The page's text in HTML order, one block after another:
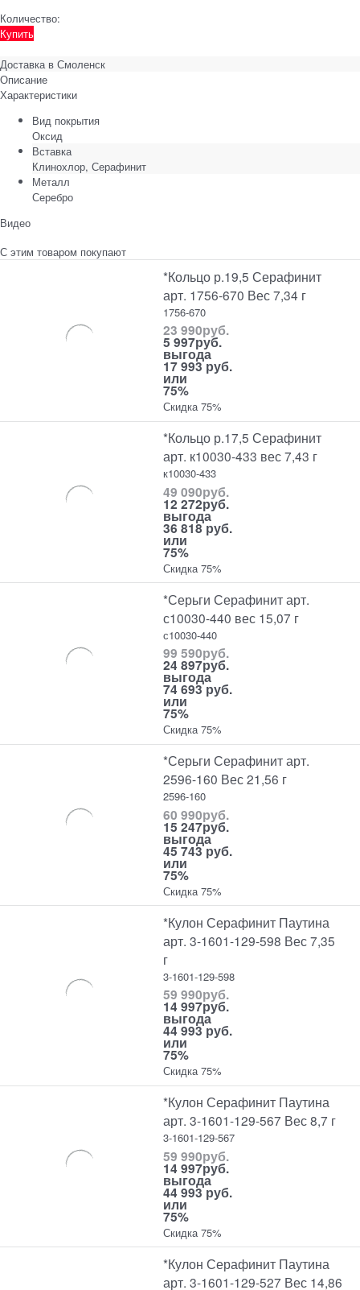
Количество:
Купить
Доставка в Смоленск
Описание
Характеристики
Вид покрытия
Оксид
Вставка
Клинохлор, Серафинит
Металл
Серебро
Видео
С этим товаром покупают
*Кольцо р.19,5 Серафинит
арт. 1756-670 Вес 7,34 г
1756-670
23 990руб.
5 997руб.
выгода
17 993 руб.
или
75%
Скидка 75%
*Кольцо р.17,5 Серафинит
арт. к10030-433 вес 7,43 г
к10030-433
49 090руб.
12 272руб.
выгода
36 818 руб.
или
75%
Скидка 75%
*Серьги Серафинит арт.
с10030-440 вес 15,07 г
с10030-440
99 590руб.
24 897руб.
выгода
74 693 руб.
или
75%
Скидка 75%
*Серьги Серафинит арт.
2596-160 Вес 21,56 г
2596-160
60 990руб.
15 247руб.
выгода
45 743 руб.
или
75%
Скидка 75%
*Кулон Серафинит Паутина
арт. 3-1601-129-598 Вес 7,35
г
3-1601-129-598
59 990руб.
14 997руб.
выгода
44 993 руб.
или
75%
Скидка 75%
*Кулон Серафинит Паутина
арт. 3-1601-129-567 Вес 8,7 г
3-1601-129-567
59 990руб.
14 997руб.
выгода
44 993 руб.
или
75%
Скидка 75%
*Кулон Серафинит Паутина
арт. 3-1601-129-527 Вес 14,86